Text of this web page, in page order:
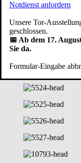
Notdienst anfordern
Unsere Tor-
geschlossen.
📅 Ab dem 17.
Sie da.
Formular-Eingabe